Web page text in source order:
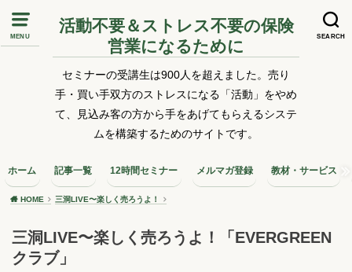
MENU SEARCH
活動不要＆ストレス不要の保険
営業になるために
セミナーの受講生は900人を超えました。売り
手・買い手双方のストレスになる「活動」をやめ
て、見込み客の方から手をあげてもらえるシステ
ムを構築するためのサイトです。
ホーム 記事一覧 12時間セミナー メルマガ登録 教材・サービス
HOME 三洞LIVE〜楽しく売ろうよ！
三洞LIVE〜楽しく売ろうよ！「EVERGREEN
クラブ」